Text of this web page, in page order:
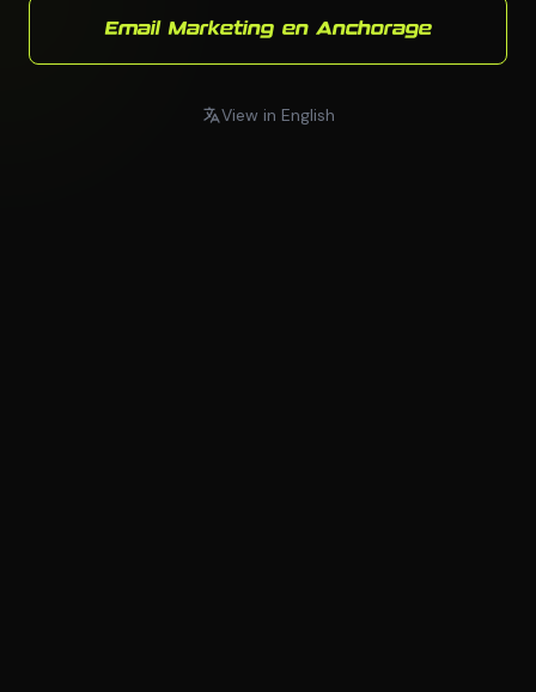
Email Marketing en Anchorage
View in English